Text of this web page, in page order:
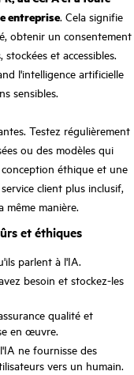
entreprise. Cela signifie
obtenir un consentement
et accessibles.
l'intelligence artificielle
sensibles.
Testez régulièrement
ou des modèles qui
éthique et une
client plus inclusif,
manière.
et éthiques
parlent à l'IA.
besoin et stockez-les
qualité et
en œuvre.
ne fournisse des
vers un humain.